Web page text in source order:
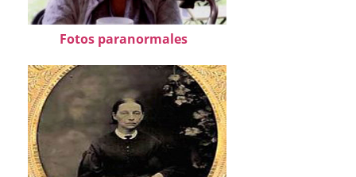
Fotos paranormales